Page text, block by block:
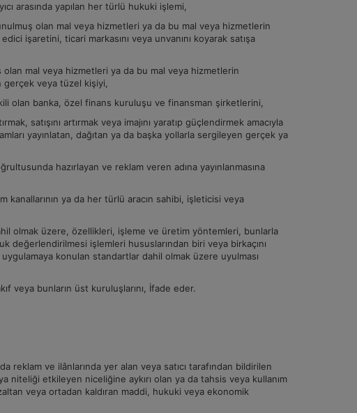
arasında yapılan her türlü hukuki işlemi,
olan mal veya hizmetleri ya da bu mal veya hizmetlerin
işaretini, ticari markasını veya unvanını koyarak satışa
mal veya hizmetleri ya da bu mal veya hizmetlerin
gerçek veya tüzel kişiyi,
olan banka, özel finans kuruluşu ve finansman şirketlerini,
satışını artırmak veya imajını yaratıp güçlendirmek amacıyla
yayınlatan, dağıtan ya da başka yollarla sergileyen gerçek ya
hazırlayan ve reklam veren adına yayınlanmasına
ya da her türlü aracın sahibi, işleticisi veya
olmak üzere, özellikleri, işleme ve üretim yöntemleri, bunlarla
işlemleri hususlarından biri veya birkaçını
konulan standartlar dahil olmak üzere uyulması
veya bunların üst kuruluşlarını, İfade eder.
reklam ve ilânlarında yer alan veya satıcı tarafından bildirilen
etkileyen niceliğine aykırı olan ya da tahsis veya kullanım
veya ortadan kaldıran maddi, hukuki veya ekonomik